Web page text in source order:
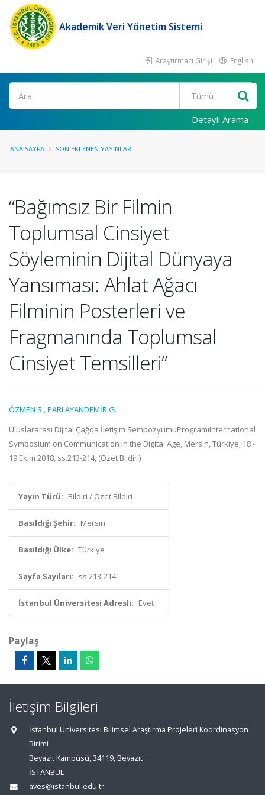
Akademik Veri Yönetim Sistemi
Araştırmacı Girişi English
Ara
Detaylı Arama
ANA SAYFA SON EKLENEN YAYINLAR
“Bağımsız Bir Filmin
Toplumsal Cinsiyet
Söyleminin Dijital Dünyaya
Yansıması: Ahlat Ağacı
Filminin Posterleri ve
Fragmanında Toplumsal
Cinsiyet Temsilleri”
ÖZMEN S.,PARLAYANDEMİR G.
Uluslararası Dijital Çağda İletişim SempozyumuProgramıInternational
Symposium on Communication in the Digital Age, Mersin, Türkiye, 18 -
19 Ekim 2018, ss.213-214, (Özet Bildiri)
Yayın Türü: Bildiri / Özet Bildiri
Basıldığı Şehir: Mersin
Basıldığı Ülke: Türkiye
Sayfa Sayıları: ss.213-214
İstanbul Üniversitesi Adresli: Evet
Paylaş
İletişim Bilgileri
İstanbul Üniversitesi Bilimsel Araştırma Projeleri Koordinasyon
Birimi
Beyazıt Kampüsü, 34119, Beyazıt
İSTANBUL
aves@istanbul.edu.tr